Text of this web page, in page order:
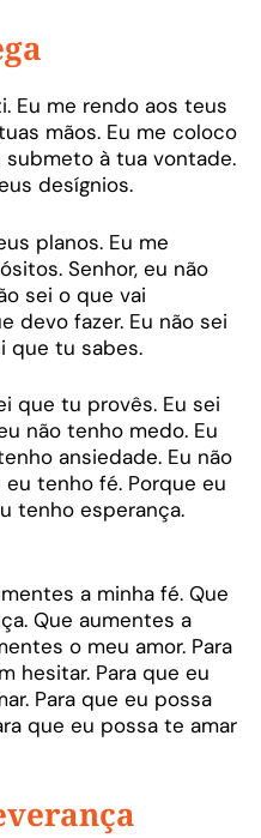
Eu me rendo aos teus
mãos. Eu me coloco
à tua vontade.
desígnios.
planos. Eu me
Senhor, eu não
sei o que vai
devo fazer. Eu não sei
que tu sabes.
que tu provês. Eu sei
não tenho medo. Eu
ansiedade. Eu não
tenho fé. Porque eu
tenho esperança.
a minha fé. Que
Que aumentes a
o meu amor. Para
hesitar. Para que eu
Para que eu possa
que eu possa te amar